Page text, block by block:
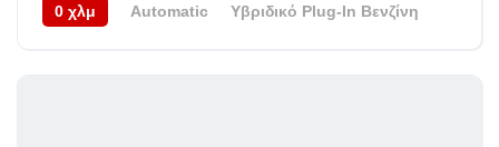
0 χλμ Automatic
Υβριδικό Plug-In Βενζίνη